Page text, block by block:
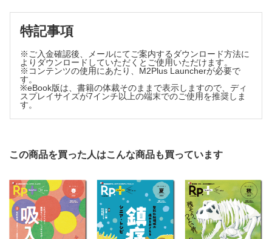
ガチではじめる マジでわかる 経口抗がん薬
経口抗がん薬の客観的アドヒアランス評価
（川上 和宜）
飲み合わせ研究所 子どもの服薬Tips
〈第21回〉ファモチジン製剤（細粒およびOD錠）
（小嶋 純 米子 真記）
薬剤師力の型 新たな思考と行動プランを手に入れろ！
〈参拾参ノ型〉重症患者の栄養療法は急性期から積極的に介入せよ！
（大久保 綾香）
ない？（島﨑 学）
い？（島﨑 学）
【軟膏剤】
・皮膚外用剤の混合と安定性はどこに注目したらよいの？
（山本 佳久）
佳久）
・先発医薬品とジェネリック医薬品で，点眼容器に違いはあ
・ゲル化する点眼剤の特徴は？（山本 佳久）
【坐剤】
・一度融解した坐剤は冷やして固めて使ってよいの？（山本
佳久）
・経口剤と坐剤の用量は同一なの？（山本 佳久）
特記事項
※ご入金確認後、メールにてご案内するダウンロード方法に
よりダウンロードしていただくとご使用いただけます。
※コンテンツの使用にあたり、M2Plus Launcherが必要で
す。
※eBook版は、書籍の体裁そのままで表示しますので、ディ
スプレイサイズが7インチ以上の端末でのご使用を推奨しま
す。
この商品を買った人はこんな商品も買っています